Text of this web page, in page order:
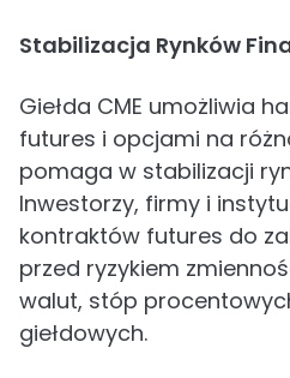
Stabilizacja Rynków
Giełda CME umożliwia
futures i opcjami na
pomaga w stabilizacji
Inwestorzy, firmy i
kontraktów futures do
przed ryzykiem
walut, stóp
giełdowych.